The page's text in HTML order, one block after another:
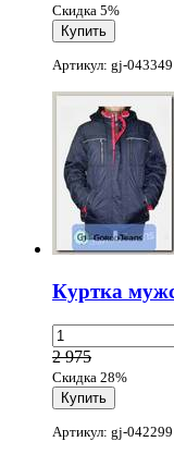
Скидка 5%
Артикул: gj-043349
Куртка
2 975
Скидка 28%
Артикул: gj-042299